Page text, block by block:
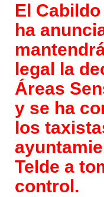
El
ha
legal la
Áreas
y se ha
los
Telde a
control.